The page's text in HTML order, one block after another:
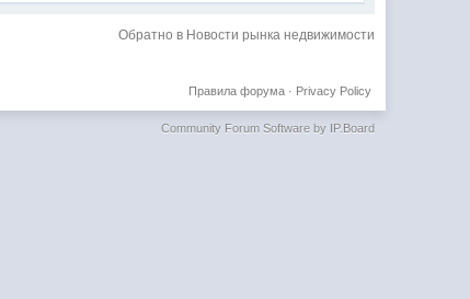
Обратно в Новости рынка недвижимости
Privacy Policy
Правила форума·
Community Forum Software by IP.Board